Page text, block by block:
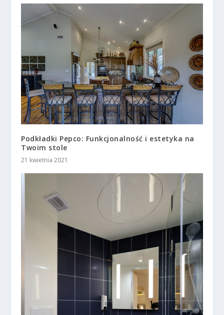
Podkładki Pepco: Funkcjonalność i estetyka na
Twoim stole
21 kwietnia 2021